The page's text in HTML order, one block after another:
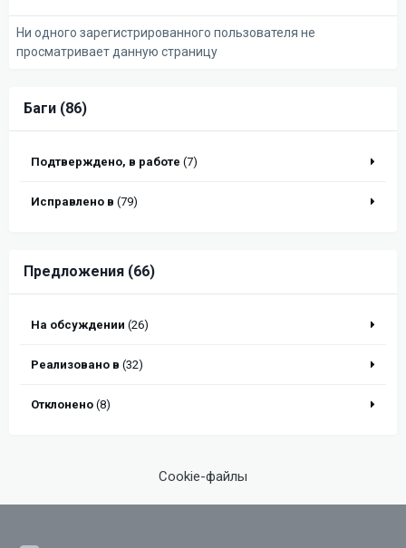
Ни одного зарегистрированного пользователя не
просматривает данную страницу
Баги (86)
Подтверждено, в работе (7)
Исправлено в (79)
Предложения (66)
На обсуждении (26)
Реализовано в (32)
Отклонено (8)
Cookie-файлы